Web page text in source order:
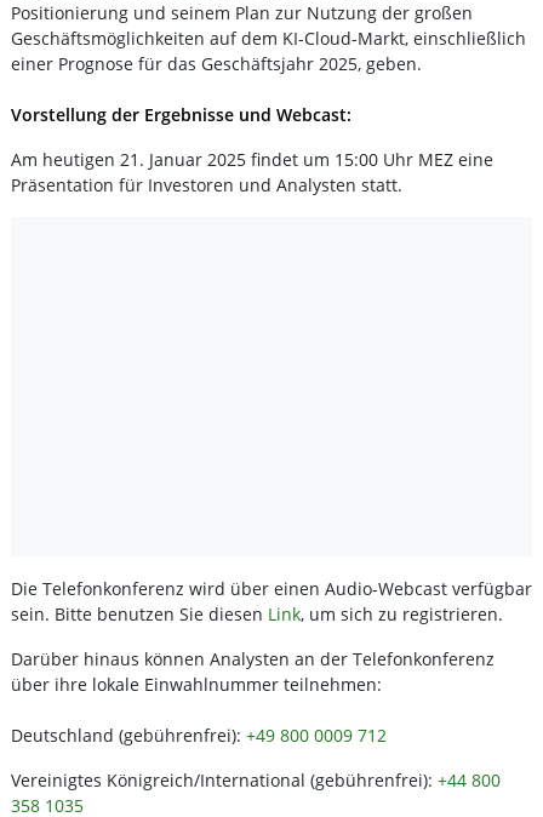
Positionierung und seinem Plan zur Nutzung der großen
Geschäftsmöglichkeiten auf dem KI-Cloud-Markt, einschließlich
einer Prognose für das Geschäftsjahr 2025, geben.
Vorstellung der Ergebnisse und Webcast:
Am heutigen 21. Januar 2025 findet um 15:00 Uhr MEZ eine
Präsentation für Investoren und Analysten statt.
Die Telefonkonferenz wird über einen Audio-Webcast verfügbar
sein. Bitte benutzen Sie diesen Link, um sich zu registrieren.
Darüber hinaus können Analysten an der Telefonkonferenz
über ihre lokale Einwahlnummer teilnehmen:
Deutschland (gebührenfrei): +49 800 0009 712
Vereinigtes Königreich/International (gebührenfrei): +44 800
358 1035